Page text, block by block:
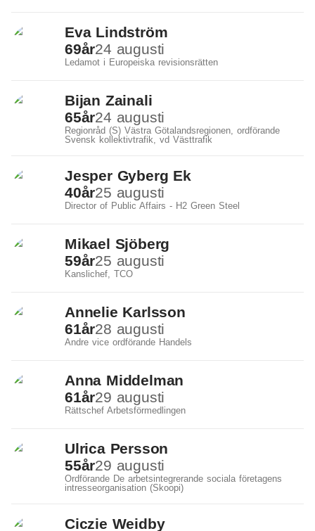
Eva Lindström
69år24 augusti
Ledamot i Europeiska revisionsrätten
Bijan Zainali
65år24 augusti
Regionråd (S) Västra Götalandsregionen, ordförande
Svensk kollektivtrafik, vd Västtrafik
Jesper Gyberg Ek
40år25 augusti
Director of Public Affairs - H2 Green Steel
Mikael Sjöberg
59år25 augusti
Kanslichef, TCO
Annelie Karlsson
61år28 augusti
Andre vice ordförande Handels
Anna Middelman
61år29 augusti
Rättschef Arbetsförmedlingen
Ulrica Persson
55år29 augusti
Ordförande De arbetsintegrerande sociala företagens
intresseorganisation (Skoopi)
Ciczie Weidby